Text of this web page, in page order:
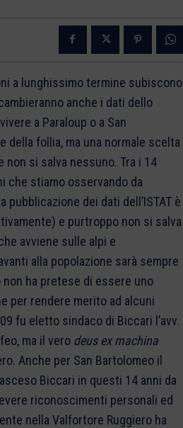
a lunghissimo termine subiscono
anche i dati dello
a Paraloup o a San
della follia, ma una normale scelta
non si salva nessuno. Tra i 14
che stiamo osservando da
dei dati dell’ISTAT è
e purtroppo non si salva
avviene sulle alpi e
alla popolazione sarà sempre
ha pretese di essere uno
per rendere merito ad alcuni
fu eletto sindaco di Biccari l’avv.
ma il vero deus ex machina
Anche per San Bartolomeo il
Biccari in questi 14 anni da
riconoscimenti personali ed
nella Valfortore Ruggiero ha